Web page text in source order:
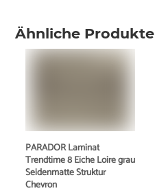
Ähnliche Produkte
PARADOR Laminat
Trendtime 8 Eiche Loire grau
Seidenmatte Struktur
Chevron